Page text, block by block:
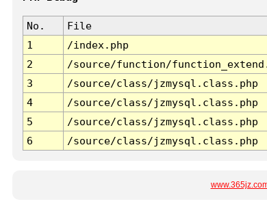
No. File
1
/index.php
2
/source/function/
3
/source/class/jzmysql.class.php
4
/source/class/jzmysql.class.php
5
/source/class/jzmysql.class.php
6
/source/class/jzmysql.class.php